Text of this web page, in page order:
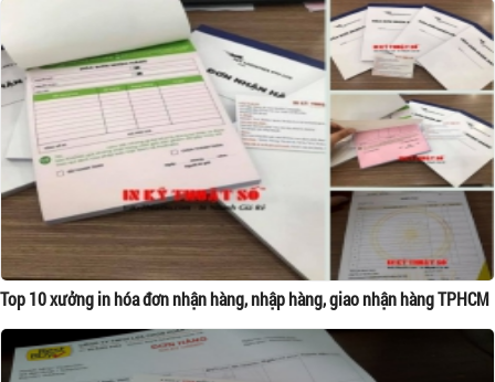
Top 10 xưởng in hóa đơn nhận hàng, nhập hàng, giao nhận hàng TPHCM